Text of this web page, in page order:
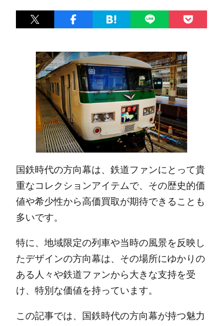
国鉄時代の方向幕は、鉄道ファンにとって貴
重なコレクションアイテムで、その歴史的価
値や希少性から高価買取が期待できることも
多いです。
特に、地域限定の列車や当時の風景を反映し
たデザインの方向幕は、その場所にゆかりの
ある人々や鉄道ファンから大きな支持を受
け、特別な価値を持っています。
この記事では、国鉄時代の方向幕が持つ魅力